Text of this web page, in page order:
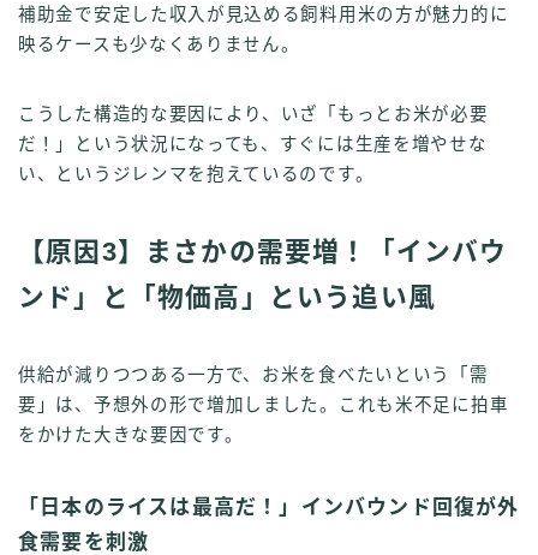
補助金で安定した収入が見込める飼料用米の方が魅力的に
映るケースも少なくありません。
こうした構造的な要因により、いざ「もっとお米が必要
だ！」という状況になっても、すぐには生産を増やせな
い、というジレンマを抱えているのです。
【原因3】まさかの需要増！「インバウ
ンド」と「物価高」という追い風
供給が減りつつある一方で、お米を食べたいという「需
要」は、予想外の形で増加しました。これも米不足に拍車
をかけた大きな要因です。
「日本のライスは最高だ！」インバウンド回復が外
食需要を刺激